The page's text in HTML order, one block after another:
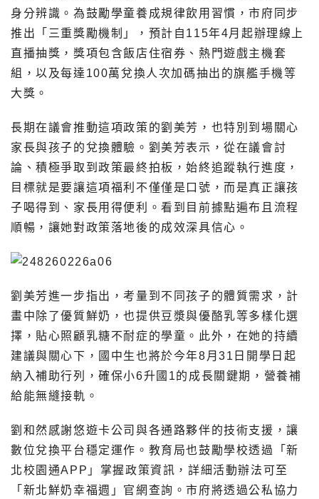
身分辨識。為鼓勵學童養成規律飲用習慣，市府同步
推出「三重獎勵機制」，預計自115年4月起辦理線上
直播抽獎，獎項包含飯店住宿券、熱門遊戲主機套
組，以及每達100萬兌換人次加碼抽出的旗艦手機等
大獎。
長期在議會推動這項政策的劉美芳，也特別到場關心
家長與孩子的兌換體驗。劉美芳表示，從在議會討
論、積極爭取到政策最終拍板，始終追蹤執行進度，
目標就是要讓這項福利不僅僅是口號，而是真正讓孩
子喝得到、家長用得便利。看到目前據點遍布且流程
順暢，讓她對政策落地後的成效深具信心。
劉美芳進一步指出，考量到不同孩子的體質需求，計
畫中除了優質鮮奶，也提供豆漿與優酪乳等多樣化選
擇，貼心照顧乳糖不耐症的學童。此外，在她的持續
建議與關心下，國中生也將於今年8月31日開學日起
納入補助行列，確保小6升國1的成長關鍵期，營養補
給能無縫接軌。
劉和然感謝悠遊卡公司與各通路夥伴的技術支援，讓
數位兌換平台穩定運作。教育局也鼓勵學校透過「新
北校園通APP」掌握政策資訊，詳細活動辦法可至
「新北鮮奶幸福週」官網查詢。市府將透過公私協力